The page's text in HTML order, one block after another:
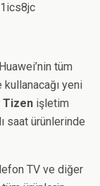
tüm
yeni
Tizen işletim
saat ürünlerinde
TV ve diğer